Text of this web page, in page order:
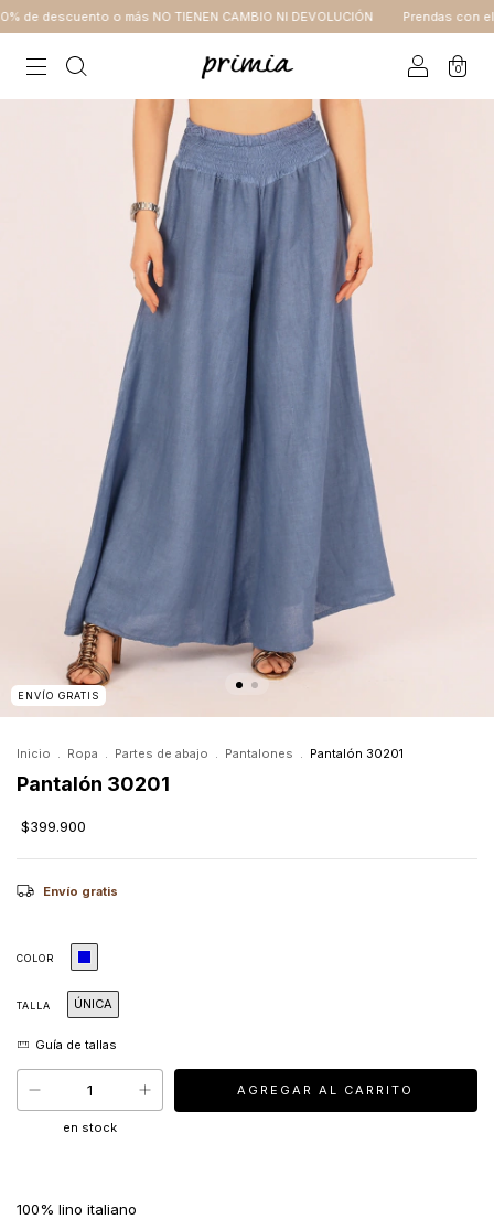
descuento o más NO TIENEN CAMBIO NI DEVOLUCIÓN Prendas con el
0
ENVÍO GRATIS
Inicio . Ropa . Partes de abajo . Pantalones . Pantalón 30201
Pantalón 30201
$399.900
Envío gratis
COLOR
TALLA ÚNICA
en stock
100% lino italiano